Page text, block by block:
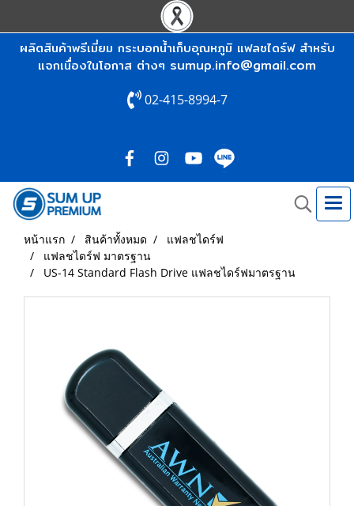
ผลิตสินค้าพรีเมี่ยม กระบอกน้ำเก็บอุณหภูมิ แฟลชไดร์ฟ สำหรับ
แจกเนื่องในโอกาส ต่างๆ sumup.info@gmail.com
02-415-8994-7
หน้าแรก สินค้าทั้งหมด
แฟลชไดร์ฟ
แฟลชไดร์ฟ มาตรฐาน
US-14 Standard Flash Drive แฟลชไดร์ฟมาตรฐาน